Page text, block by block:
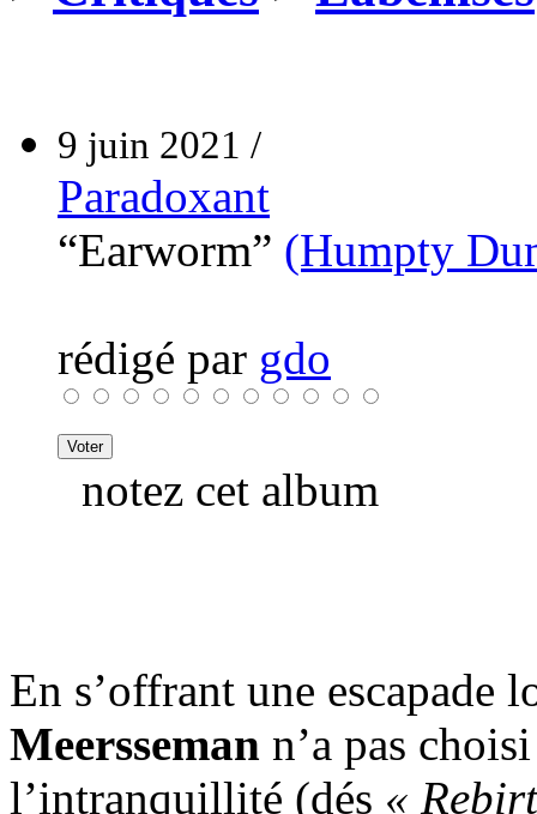
9 juin 2021 /
Paradoxant
“Earworm” (Humpty
rédigé par gdo
notez cet album
En s’offrant une escapade
Meersseman n’a pas
l’intranquillité (dés «